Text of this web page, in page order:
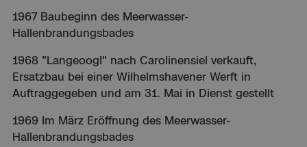
1967 Baubeginn des Meerwasser-
Hallenbrandungsbades
1968 "LangeoogI" nach Carolinensiel verkauft,
Ersatzbau bei einer Wilhelmshavener Werft in
Auftraggegeben und am 31. Mai in Dienst gestellt
1969 Im März Eröffnung des Meerwasser-
Hallenbrandungsbades